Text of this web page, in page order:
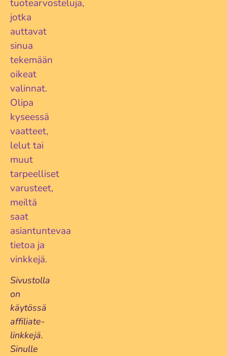
tuotearvosteluja,
jotka
auttavat
sinua
tekemään
oikeat
valinnat.
Olipa
kyseessä
vaatteet,
lelut tai
muut
tarpeelliset
varusteet,
meiltä
saat
asiantuntevaa
tietoa ja
vinkkejä.
Sivustolla
on
käytössä
affiliate-
linkkejä.
Sinulle